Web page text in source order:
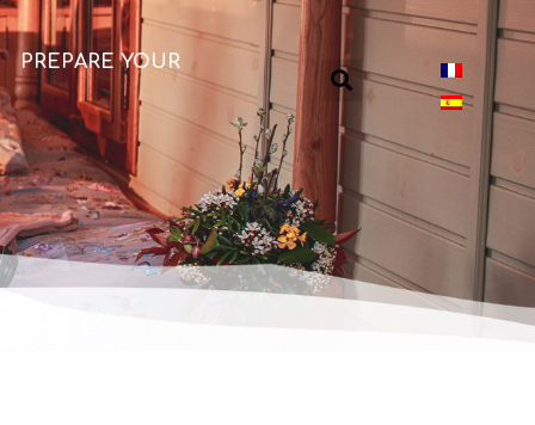
PREPARE YOUR